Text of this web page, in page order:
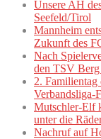
Unsere AH
Seefeld/Tirol
Mannheim
Zukunft des
Nach
den TSV Berg
2.
Verbandsliga-
Mutschler-Elf
unter die
Nachruf auf